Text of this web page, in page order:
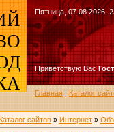
Пятница, 07.08.2026,
Приветствую Вас
Главная|Каталог
Каталог сайтов» Интернет»